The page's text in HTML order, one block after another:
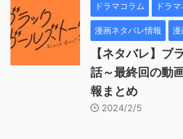
ドラマコラム ドラ
漫画ネタバレ情報 漫
【ネタバレ】ブ
話～最終回の動
報まとめ
2024/2/5